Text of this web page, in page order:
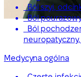
Ból szyi,
Ból
Ból
Medycyna ogólna